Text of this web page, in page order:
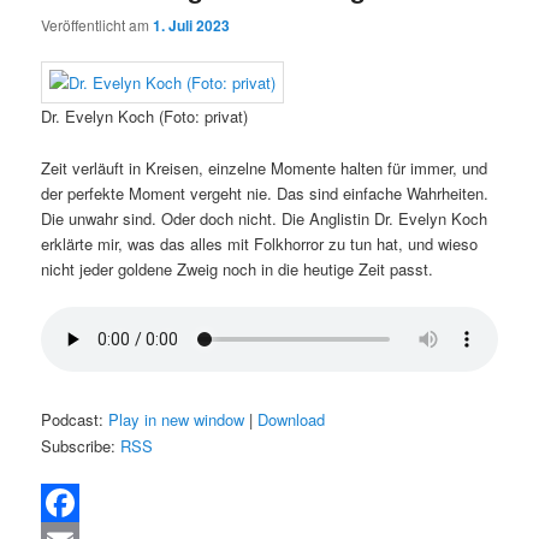
Veröffentlicht am1. Juli 2023
Dr. Evelyn Koch (Foto: privat)
Zeit verläuft in Kreisen, einzelne Momente halten für immer, und
der perfekte Moment vergeht nie. Das sind einfache Wahrheiten.
Die unwahr sind. Oder doch nicht. Die Anglistin Dr. Evelyn Koch
erklärte mir, was das alles mit Folkhorror zu tun hat, und wieso
nicht jeder goldene Zweig noch in die heutige Zeit passt.
Podcast: Play in new window | Download
Subscribe: RSS